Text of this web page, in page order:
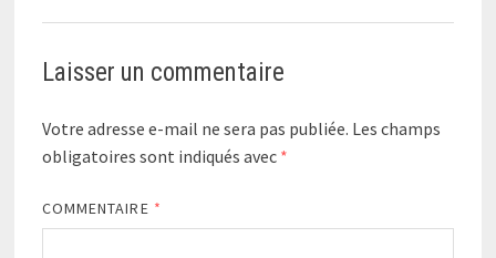
Laisser un commentaire
Votre adresse e-mail ne sera pas publiée. Les champs
obligatoires sont indiqués avec *
COMMENTAIRE *